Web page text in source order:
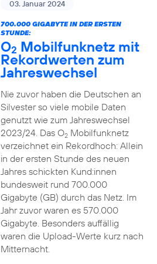
03. Januar 2024
700.000 GIGABYTE IN DER ERSTEN
STUNDE:
O2 Mobilfunknetz mit
Rekordwerten zum
Jahreswechsel
Nie zuvor haben die Deutschen an
Silvester so viele mobile Daten
genutzt wie zum Jahreswechsel
2023/24. Das O2Mobilfunknetz
verzeichnet ein Rekordhoch: Allein
in der ersten Stunde des neuen
Jahres schickten Kund:innen
bundesweit rund 700.000
Gigabyte (GB) durch das Netz. Im
Jahr zuvor waren es 570.000
Gigabyte. Besonders auffällig
waren die Upload-Werte kurz nach
Mitternacht.